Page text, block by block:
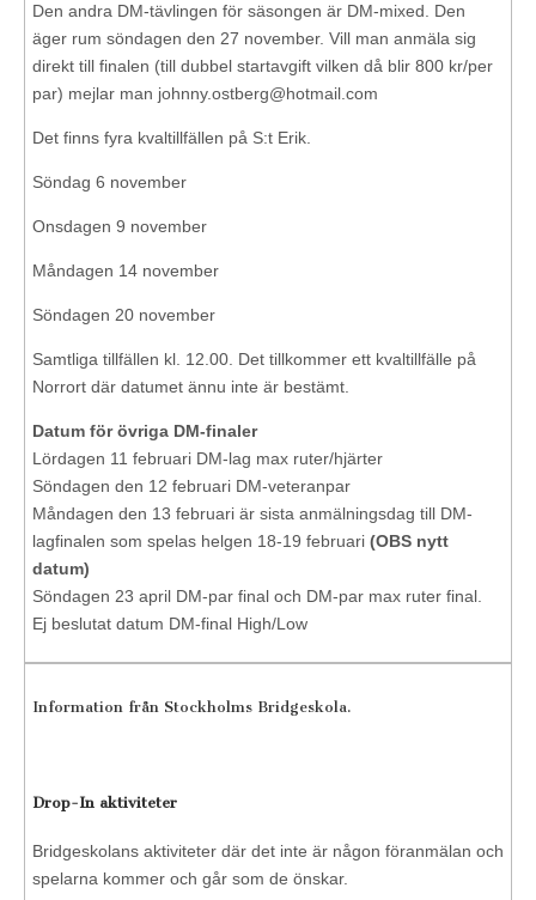
Den andra DM-tävlingen för säsongen är DM-mixed. Den
äger rum söndagen den 27 november. Vill man anmäla sig
direkt till finalen (till dubbel startavgift vilken då blir 800 kr/per
par) mejlar man johnny.ostberg@hotmail.com
Det finns fyra kvaltillfällen på S:t Erik.
Söndag 6 november
Onsdagen 9 november
Måndagen 14 november
Söndagen 20 november
Samtliga tillfällen kl. 12.00. Det tillkommer ett kvaltillfälle på
Norrort där datumet ännu inte är bestämt.
Datum för övriga DM-finaler
Lördagen 11 februari DM-lag max ruter/hjärter
Söndagen den 12 februari DM-veteranpar
Måndagen den 13 februari är sista anmälningsdag till DM-
lagfinalen som spelas helgen 18-19 februari (OBS nytt
datum)
Söndagen 23 april DM-par final och DM-par max ruter final.
Ej beslutat datum DM-final High/Low
Information från Stockholms Bridgeskola.
Drop-In aktiviteter
Bridgeskolans aktiviteter där det inte är någon föranmälan och
spelarna kommer och går som de önskar.